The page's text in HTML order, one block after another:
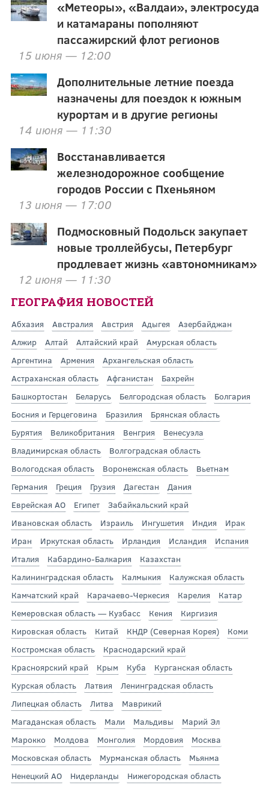
«Метеоры», «Валдаи», электросуда
и катамараны пополняют
пассажирский флот регионов
15 июня — 12:00
Дополнительные летние поезда
назначены для поездок к южным
курортам и в другие регионы
14 июня — 11:30
Восстанавливается
железнодорожное сообщение
городов России с Пхеньяном
13 июня — 17:00
Подмосковный Подольск закупает
новые троллейбусы, Петербург
продлевает жизнь «автономникам»
12 июня — 11:30
ГЕОГРАФИЯ НОВОСТЕЙ
Абхазия Австралия Австрия Адыгея
Азербайджан
Алжир
Алтай Алтайский край
Амурская область
Аргентина
Армения
Архангельская область
Астраханская область
Афганистан
Бахрейн
Башкортостан
Беларусь Белгородская область
Болгария
Босния и Герцеговина
Бразилия
Брянская область
Бурятия
Великобритания Венгрия
Венесуэла
Владимирская область
Волгоградская область
Вологодская область
Воронежская область
Вьетнам
Германия
Греция Грузия Дагестан
Дания
Еврейская АО
Египет
Забайкальский край
Ивановская область
Израиль Ингушетия Индия
Ирак
Иран
Иркутская область Ирландия Исландия
Испания
Италия
Кабардино-Балкария
Казахстан
Калининградская область
Калмыкия
Калужская область
Камчатский край
Карачаево-Черкесия Карелия
Катар
Кемеровская область — Кузбасс
Кения
Киргизия
Кировская область
Китай КНДР (Северная Корея)
Коми
Костромская область
Краснодарский край
Красноярский край
Крым Куба
Курганская область
Курская область
Латвия
Ленинградская область
Липецкая область
Литва
Маврикий
Магаданская область
Мали Мальдивы
Марий Эл
Марокко
Молдова Монголия Мордовия
Москва
Московская область
Мурманская область
Мьянма
Ненецкий АО
Нидерланды
Нижегородская область